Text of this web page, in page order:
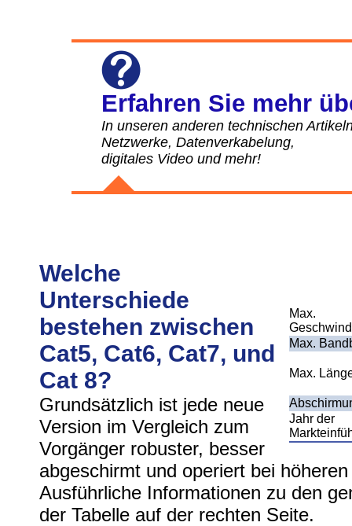
Erfahren Sie mehr
In unseren anderen technischen
Netzwerke, Datenverkabelung,
digitales Video und mehr!
Max.
Max.
Max.
Jahr der
Welche
Unterschiede
bestehen zwischen
Cat5, Cat6, Cat7, und
Cat 8?
Grundsätzlich ist jede neue
Version im Vergleich zum
Vorgänger robuster, besser
abgeschirmt und operiert bei
Ausführliche Informationen zu den
der Tabelle auf der rechten Seite.